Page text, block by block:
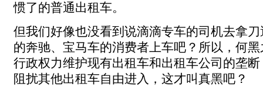
惯了的普通出租车。
但我们好像也没看到说滴滴专车的司机去拿
的奔驰、宝马车的消费者上车吧？所以，何
行政权力维护现有出租车和出租车公司的垄
阻扰其他出租车自由进入，这才叫真黑吧？